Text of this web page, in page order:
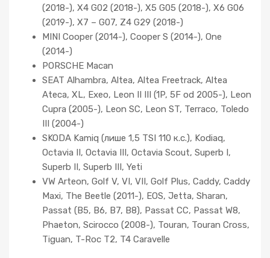
(2018-), X4 G02 (2018-), X5 G05 (2018-), X6 G06
(2019-), X7 – G07, Z4 G29 (2018-)
MINI Cooper (2014-), Cooper S (2014-), One
(2014-)
PORSCHE Macan
SEAT Alhambra, Altea, Altea Freetrack, Altea
Ateca, XL, Exeo, Leon II III (1P, 5F od 2005-), Leon
Cupra (2005-), Leon SC, Leon ST, Terraco, Toledo
III (2004-)
SKODA Kamiq (лише 1,5 TSI 110 к.с.), Kodiaq,
Octavia II, Octavia III, Octavia Scout, Superb I,
Superb II, Superb III, Yeti
VW Arteon, Golf V, VI, VII, Golf Plus, Caddy, Caddy
Maxi, The Beetle (2011-), EOS, Jetta, Sharan,
Passat (B5, B6, B7, B8), Passat CC, Passat W8,
Phaeton, Scirocco (2008-), Touran, Touran Cross,
Tiguan, T-Roc T2, T4 Caravelle